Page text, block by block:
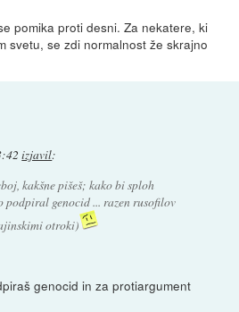
pomika proti desni. Za nekatere, ki
svetu, se zdi normalnost že skrajno
izjavil:
kakšne pišeš; kako bi sploh
podpiral genocid ... razen rusofilov
otroki)
genocid in za protiargument